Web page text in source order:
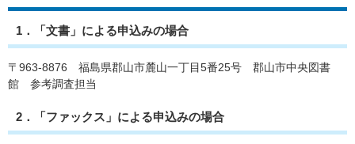
1．「文書」による申込みの場合
〒963-8876 福島県郡山市麓山一丁目5番25号 郡山市中央図書
館 参考調査担当
2．「ファックス」による申込みの場合